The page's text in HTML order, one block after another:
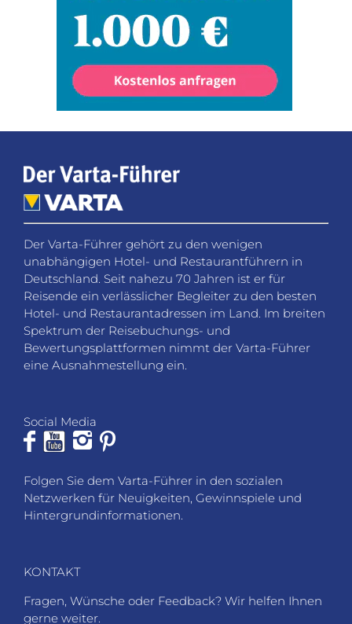
Der Varta-Führer gehört zu den wenigen
unabhängigen Hotel- und Restaurantführern in
Deutschland. Seit nahezu 70 Jahren ist er für
Reisende ein verlässlicher Begleiter zu den besten
Hotel- und Restaurantadressen im Land. Im breiten
Spektrum der Reisebuchungs- und
Bewertungsplattformen nimmt der Varta-Führer
eine Ausnahmestellung ein.
Social Media
Folgen Sie dem Varta-Führer in den sozialen
Netzwerken für Neuigkeiten, Gewinnspiele und
Hintergrundinformationen.
KONTAKT
Fragen, Wünsche oder Feedback? Wir helfen Ihnen
gerne weiter.